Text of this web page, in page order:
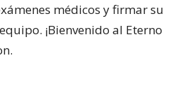
médicos y firmar su
¡Bienvenido al Eterno